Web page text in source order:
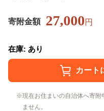
寄附金額 27,000円
在庫: あり
現在お住まいの自治体へ寄
ません。